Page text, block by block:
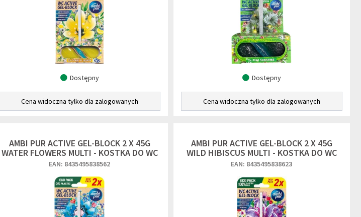
Dostępny
Cena widoczna tylko dla zalogowanych
Dostępny
Cena widoczna tylko dla zalogowanych
AMBI PUR ACTIVE GEL-BLOCK 2 X 45G
WATER FLOWERS MULTI - KOSTKA DO WC
EAN: 8435495838562
AMBI PUR ACTIVE GEL-BLOCK 2 X 45G
WILD HIBISCUS MULTI - KOSTKA DO WC
EAN: 8435495838623